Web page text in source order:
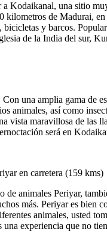
Kodaikanal, una sitio
kilometros de Madurai,
y barcos.
de la India del sur,
una amplia gama de
animales, así como
vista maravillosa de las
será en
en carretera (159 kms)
de animales Periyar,
más. Periyar es bien
animales, usted
experiencia que no